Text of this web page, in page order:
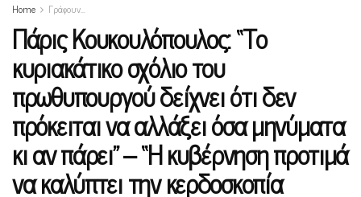
Home Γράφουν…
Πάρις Κουκουλόπουλος: “Το
κυριακάτικο σχόλιο του
πρωθυπουργού δείχνει ότι δεν
πρόκειται να αλλάξει όσα μηνύματα
κι αν πάρει” – “Η κυβέρνηση προτιμά
να καλύπτει την κερδοσκοπία